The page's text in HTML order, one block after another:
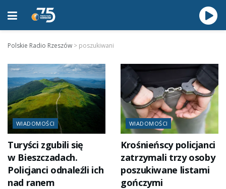
Polskie Radio Rzeszów > poszukiwani
WIADOMOŚCI
Turyści zgubili się
w Bieszczadach.
Policjanci odnaleźli ich
nad ranem
WIADOMOŚCI
Krośnieńscy policjanci
zatrzymali trzy osoby
poszukiwane listami
gończymi